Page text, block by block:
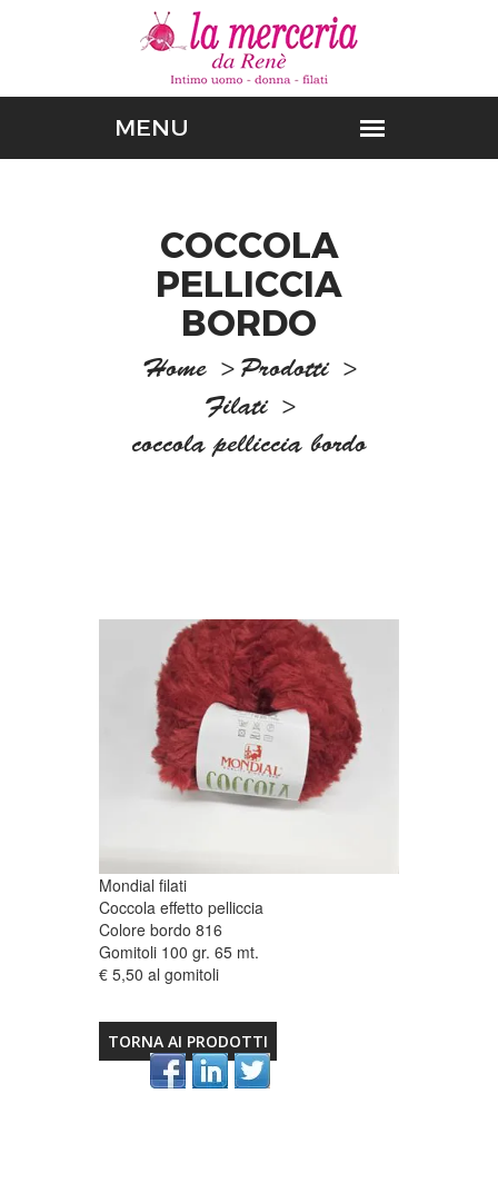
COCCOLA
PELLICCIA
BORDO
Home > Prodotti >
Filati >
coccola pelliccia bordo
Mondial filati
Coccola effetto pelliccia
Colore bordo 816
Gomitoli 100 gr. 65 mt.
€ 5,50 al gomitoli
TORNA AI PRODOTTI